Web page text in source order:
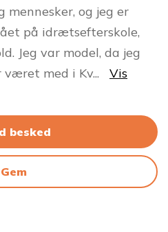
og jeg er
på idrætsefterskole,
Jeg var model, da jeg
været med i Kv...
Vis
besked
Gem